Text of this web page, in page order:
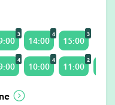
3
14:00
4
15:00
3
4
10:00
4
11:00
2